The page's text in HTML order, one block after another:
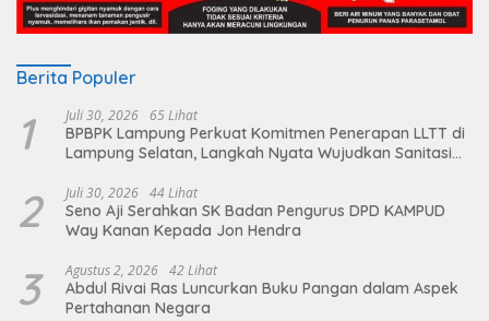
Berita Populer
1 Juli 30, 2026 65 Lihat
BPBPK Lampung Perkuat Komitmen Penerapan LLTT di
Lampung Selatan, Langkah Nyata Wujudkan Sanitasi
2 Juli 30, 2026 44 Lihat
Seno Aji Serahkan SK Badan Pengurus DPD KAMPUD
Way Kanan Kepada Jon Hendra
3 Agustus 2, 2026 42 Lihat
Abdul Rivai Ras Luncurkan Buku Pangan dalam Aspek
Pertahanan Negara